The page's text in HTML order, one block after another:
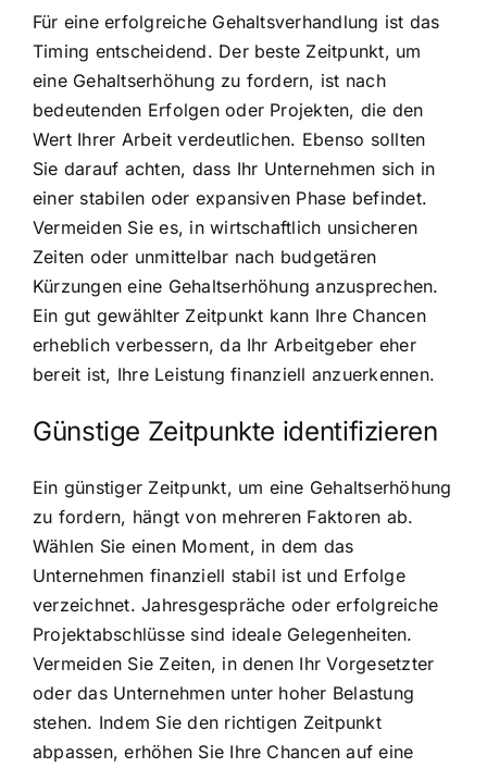
Für eine erfolgreiche Gehaltsverhandlung ist das
Timing entscheidend. Der beste Zeitpunkt, um
eine Gehaltserhöhung zu fordern, ist nach
bedeutenden Erfolgen oder Projekten, die den
Wert Ihrer Arbeit verdeutlichen. Ebenso sollten
Sie darauf achten, dass Ihr Unternehmen sich in
einer stabilen oder expansiven Phase befindet.
Vermeiden Sie es, in wirtschaftlich unsicheren
Zeiten oder unmittelbar nach budgetären
Kürzungen eine Gehaltserhöhung anzusprechen.
Ein gut gewählter Zeitpunkt kann Ihre Chancen
erheblich verbessern, da Ihr Arbeitgeber eher
bereit ist, Ihre Leistung finanziell anzuerkennen.
Günstige Zeitpunkte identifizieren
Ein günstiger Zeitpunkt, um eine Gehaltserhöhung
zu fordern, hängt von mehreren Faktoren ab.
Wählen Sie einen Moment, in dem das
Unternehmen finanziell stabil ist und Erfolge
verzeichnet. Jahresgespräche oder erfolgreiche
Projektabschlüsse sind ideale Gelegenheiten.
Vermeiden Sie Zeiten, in denen Ihr Vorgesetzter
oder das Unternehmen unter hoher Belastung
stehen. Indem Sie den richtigen Zeitpunkt
abpassen, erhöhen Sie Ihre Chancen auf eine